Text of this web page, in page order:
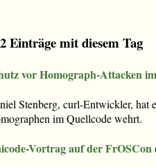
Einträge mit diesem Tag
vor Homograph-Attacken
Stenberg, curl-Entwickler, hat
im Quellcode wehrt.
Vortrag auf der FrOSCon